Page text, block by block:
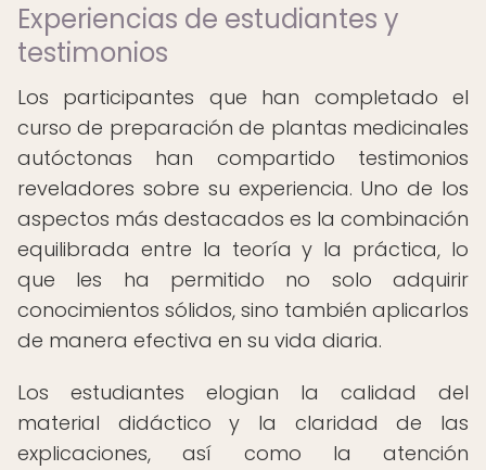
Experiencias de estudiantes y
testimonios
Los participantes que han completado el
curso de preparación de plantas medicinales
autóctonas han compartido testimonios
reveladores sobre su experiencia. Uno de los
aspectos más destacados es la combinación
equilibrada entre la teoría y la práctica, lo
que les ha permitido no solo adquirir
conocimientos sólidos, sino también aplicarlos
de manera efectiva en su vida diaria.
Los estudiantes elogian la calidad del
material didáctico y la claridad de las
explicaciones, así como la atención